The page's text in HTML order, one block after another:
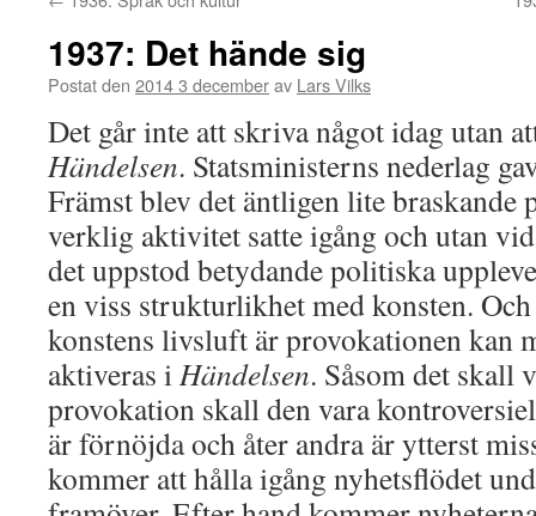
1937: Det hände sig
Postat den 2014 3 decemberav Lars Vilks
Det går inte att skriva något idag utan
Händelsen. Statsministerns nederlag
Främst blev det äntligen lite braskande
verklig aktivitet satte igång och utan
det uppstod betydande politiska
en viss strukturlikhet med konsten.
konstens livsluft är provokationen kan
aktiveras iHändelsen. Såsom det skall
provokation skall den vara
är förnöjda och åter andra är ytterst
kommer att hålla igång nyhetsflödet